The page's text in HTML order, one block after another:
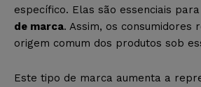
específico. Elas são essenciais
de marca. Assim, os consumidores
origem comum dos produtos sob
Este tipo de marca aumenta a